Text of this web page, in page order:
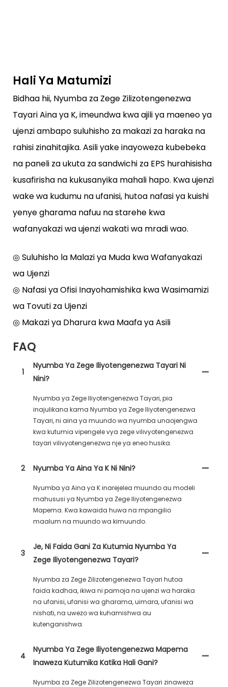
Hali Ya Matumizi
Bidhaa hii, Nyumba za Zege Zilizotengenezwa
Tayari Aina ya K, imeundwa kwa ajili ya maeneo ya
ujenzi ambapo suluhisho za makazi za haraka na
rahisi zinahitajika. Asili yake inayoweza kubebeka
na paneli za ukuta za sandwichi za EPS hurahisisha
kusafirisha na kukusanyika mahali hapo. Kwa ujenzi
wake wa kudumu na ufanisi, hutoa nafasi ya kuishi
yenye gharama nafuu na starehe kwa
wafanyakazi wa ujenzi wakati wa mradi wao.
◎ Suluhisho la Malazi ya Muda kwa Wafanyakazi
wa Ujenzi
◎ Nafasi ya Ofisi Inayohamishika kwa Wasimamizi
wa Tovuti za Ujenzi
◎ Makazi ya Dharura kwa Maafa ya Asili
FAQ
1
Nyumba Ya Zege Iliyotengenezwa Tayari Ni
Nini?
Nyumba ya Zege Iliyotengenezwa Tayari, pia
inajulikana kama Nyumba ya Zege Iliyotengenezwa
Tayari, ni aina ya muundo wa nyumba unaojengwa
kwa kutumia vipengele vya zege vilivyotengenezwa
tayari vilivyotengenezwa nje ya eneo husika.
2 Nyumba Ya Aina Ya K Ni Nini?
Nyumba ya Aina ya K inarejelea muundo au modeli
mahususi ya Nyumba ya Zege Iliyotengenezwa
Mapema. Kwa kawaida huwa na mpangilio
maalum na muundo wa kimuundo.
3
Je, Ni Faida Gani Za Kutumia Nyumba Ya
Zege Iliyotengenezwa Tayari?
Nyumba za Zege Zilizotengenezwa Tayari hutoa
faida kadhaa, ikiwa ni pamoja na ujenzi wa haraka
na ufanisi, ufanisi wa gharama, uimara, ufanisi wa
nishati, na uwezo wa kuhamishwa au
kutenganishwa.
4
Nyumba Ya Zege Iliyotengenezwa Mapema
Inaweza Kutumika Katika Hali Gani?
Nyumba za Zege Zilizotengenezwa Tayari zinaweza